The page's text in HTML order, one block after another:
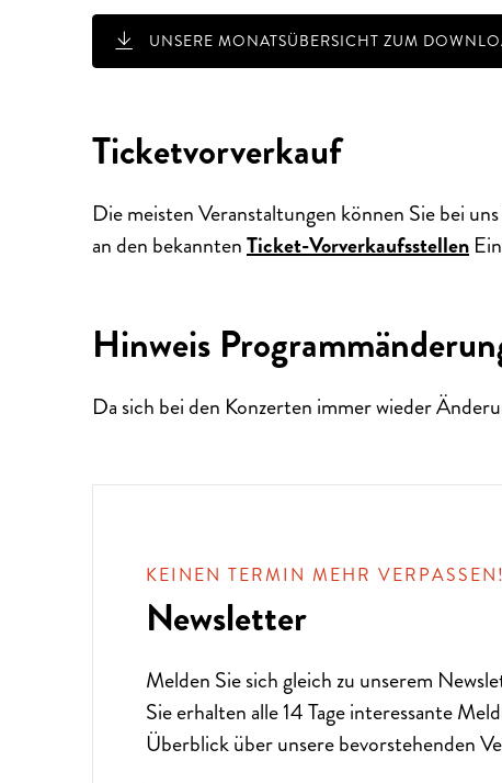
AUSSERGEWÖHNLICHE
UNSERE MONATSÜBERSICHT ZUM
Ticketvorverkauf
Die meisten Veranstaltungen können Sie bei
an den bekanntenTicket-Vorverkaufsstellen
Hinweis
Da sich bei den Konzerten immer wieder
KEINEN TERMIN MEHR VERPASSEN!
Newsletter
Melden Sie sich gleich zu unserem
Sie erhalten alle 14 Tage interessante
Überblick über unsere bevorstehenden